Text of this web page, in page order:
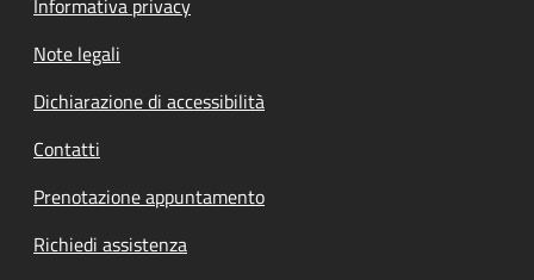
Note legali
Dichiarazione di accessibilità
Contatti
Prenotazione appuntamento
Richiedi assistenza